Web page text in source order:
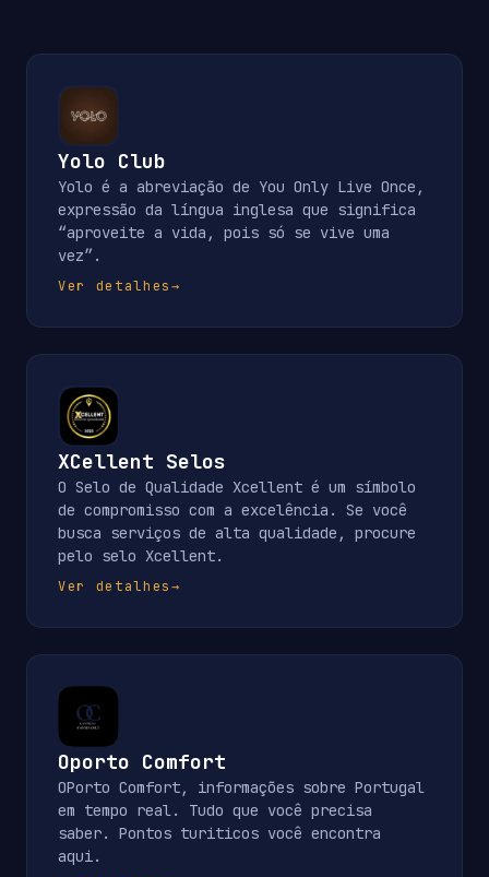
Yolo Club
Yolo é a abreviação de You Only Live Once,
expressão da língua inglesa que significa
“aproveite a vida, pois só se vive uma
vez”.
Ver detalhes→
XCellent Selos
O Selo de Qualidade Xcellent é um símbolo
de compromisso com a excelência. Se você
busca serviços de alta qualidade, procure
pelo selo Xcellent.
Ver detalhes→
Oporto Comfort
OPorto Comfort, informações sobre Portugal
em tempo real. Tudo que você precisa
saber. Pontos turiticos você encontra
aqui.